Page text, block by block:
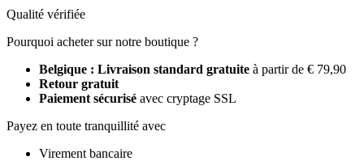
Qualité vérifiée
Pourquoi acheter sur notre boutique ?
Belgique : Livraison standard gratuite à partir de € 79,90
Retour gratuit
Paiement sécurisé avec cryptage SSL
Payez en toute tranquillité avec
Virement bancaire